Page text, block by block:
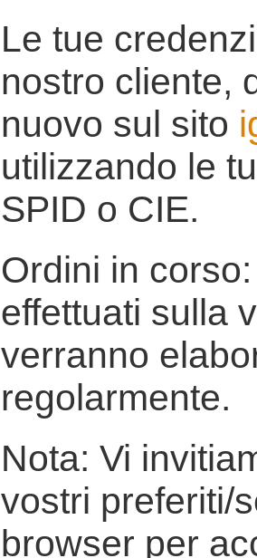
Le tue
nostro cliente,
nuovo sul sito
utilizzando le
SPID o CIE.
Ordini in
effettuati sulla
verranno
regolarmente.
Nota: Vi
vostri preferiti/
browser per